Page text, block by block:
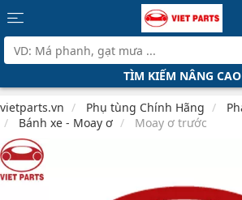
TÌM KIẾM NÂNG CAO
vietparts.vn Phụ tùng Chính Hãng
Bánh xe - Moay ơ
Moay ơ trước